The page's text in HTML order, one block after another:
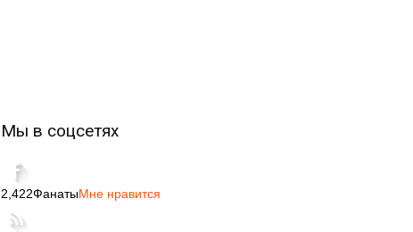
Мы в соцсетях
2,422ФанатыМне нравится